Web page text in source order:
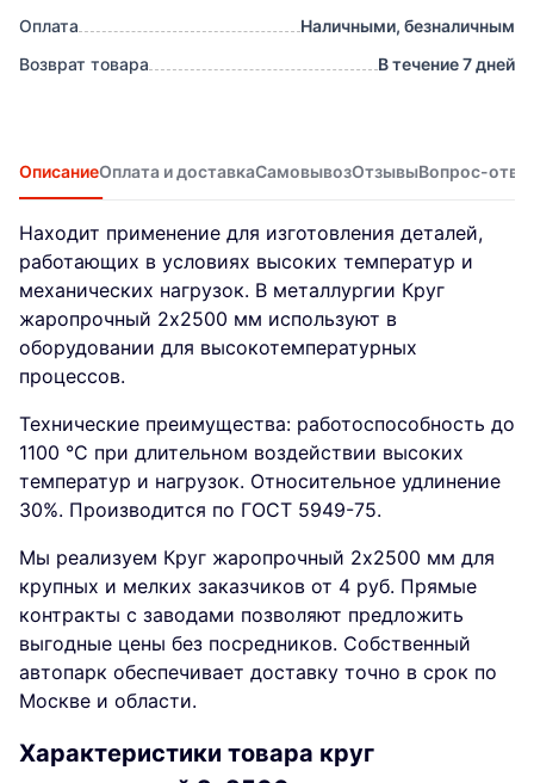
Оплата
Наличными, безналичным
Возврат товара
В течение 7 дней
ОписаниеОплата и доставкаСамовывозОтзывыВопрос-
Находит применение для изготовления деталей,
работающих в условиях высоких температур и
механических нагрузок. В металлургии Круг
жаропрочный 2х2500 мм используют в
оборудовании для высокотемпературных
процессов.
Технические преимущества: работоспособность до
1100 °C при длительном воздействии высоких
температур и нагрузок. Относительное удлинение
30%. Производится по ГОСТ 5949-75.
Мы реализуем Круг жаропрочный 2х2500 мм для
крупных и мелких заказчиков от 4 руб. Прямые
контракты с заводами позволяют предложить
выгодные цены без посредников. Собственный
автопарк обеспечивает доставку точно в срок по
Москве и области.
Характеристики товара круг